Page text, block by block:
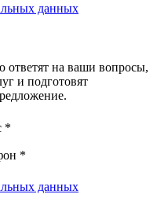
данных
на ваши вопросы,
и подготовят
*
*
данных